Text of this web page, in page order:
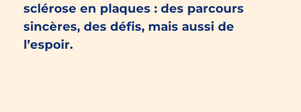
sclérose en plaques : des parcours
sincères, des défis, mais aussi de
l’espoir.